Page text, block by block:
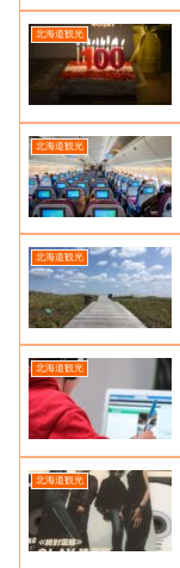
北海道観光
北海道観光
北海道観光
北海道観光
北海道観光